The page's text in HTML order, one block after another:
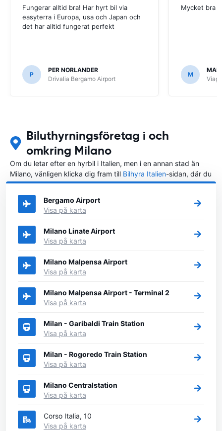
Fungerar alltid bra! Har hyrt bil via
easyterra i Europa, usa och Japan och
det har alltid fungerat perfekt
P
PER NORLANDER
Drivalia Bergamo Airport
Mycket bra
M
Biluthyrningsföretag i och
omkring Milano
Om du letar efter en hyrbil i Italien, men i en annan stad än
Milano, vänligen klicka dig fram till Bilhyra Italien-sidan, där du
kan välja i vilken stad i Italien du vill hyra en bil.
Bergamo Airport
Visa på karta
Milano Linate Airport
Visa på karta
Milano Malpensa Airport
Visa på karta
Milano Malpensa Airport - Terminal 2
Visa på karta
Milan - Garibaldi Train Station
Visa på karta
Milan - Rogoredo Train Station
Visa på karta
Milano Centralstation
Visa på karta
Corso Italia, 10
Visa på karta